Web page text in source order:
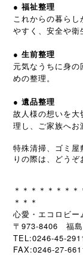
● 福祉整理
これからの暮ら
やすく、安全や衛
● 生前整理
元気なうちに身
めの整理。
● 遺品整理
故人様の想いを
理し、ご家族へお
特殊清掃、ゴミ屋
りの際は、どうぞ
＊＊＊＊＊＊＊
＊＊＊
心愛・エコロビー
〒973-8406 福島
TEL:0246-45-
FAX:0246-27-